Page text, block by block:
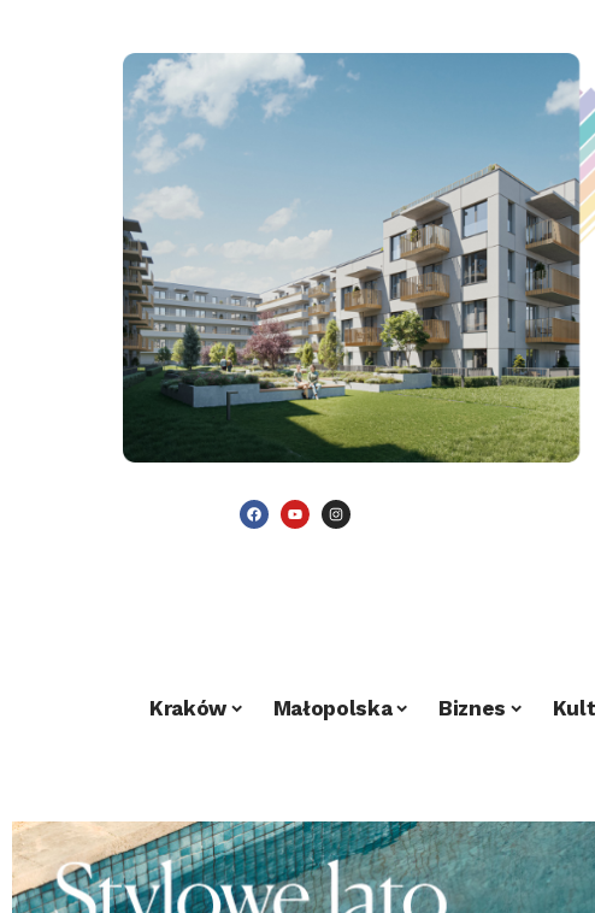
Kraków Małopolska Biznes